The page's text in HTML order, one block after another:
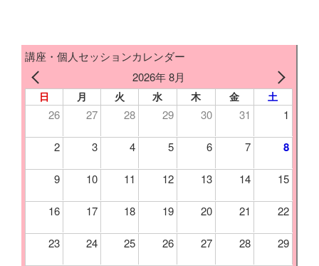
講座・個人セッションカレンダー
2026年 8月
日 月 火 水 木 金 土
26 27 28 29 30 31 1
2 3 4 5 6 7 8
9 10 11 12 13 14 15
16 17 18 19 20 21 22
23 24 25 26 27 28 29